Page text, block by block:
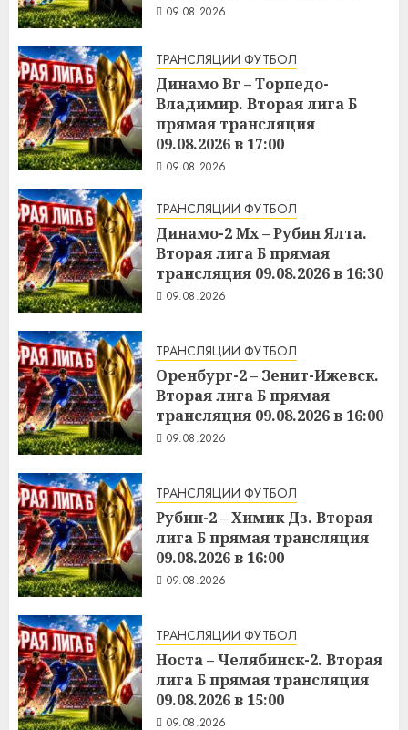
09.08.2026
ТРАНСЛЯЦИИ ФУТБОЛ
Динамо Вг – Торпедо-
Владимир. Вторая лига Б
прямая трансляция
09.08.2026 в 17:00
09.08.2026
ТРАНСЛЯЦИИ ФУТБОЛ
Динамо-2 Мх – Рубин Ялта.
Вторая лига Б прямая
трансляция 09.08.2026 в 16:30
09.08.2026
ТРАНСЛЯЦИИ ФУТБОЛ
Оренбург-2 – Зенит-Ижевск.
Вторая лига Б прямая
трансляция 09.08.2026 в 16:00
09.08.2026
ТРАНСЛЯЦИИ ФУТБОЛ
Рубин-2 – Химик Дз. Вторая
лига Б прямая трансляция
09.08.2026 в 16:00
09.08.2026
ТРАНСЛЯЦИИ ФУТБОЛ
Носта – Челябинск-2. Вторая
лига Б прямая трансляция
09.08.2026 в 15:00
09.08.2026